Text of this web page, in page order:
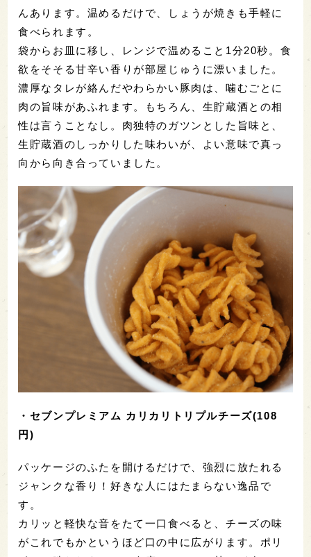
・豚ロース生姜焼(288円)
・チョコオールドファッション(100円)
・豚ロース生姜焼(288円)
セブンプレミアム商品には、便利なお惣菜がたくさ
んあります。温めるだけで、しょうが焼きも手軽に
袋からお皿に移し、レンジで温めること1分20秒。食
欲をそそる甘辛い香りが部屋じゅうに漂いました。
濃厚なタレが絡んだやわらかい豚肉は、噛むごとに
肉の旨味があふれます。もちろん、生貯蔵酒との相
生貯蔵酒のしっかりした味わいが、よい意味で真っ
向から向き合っていました。